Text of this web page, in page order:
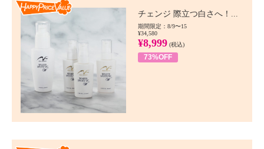
チェンジ 際立つ白さへ！...
期間限定：8/9〜15
¥34,580
¥8,999 (税込)
73%OFF